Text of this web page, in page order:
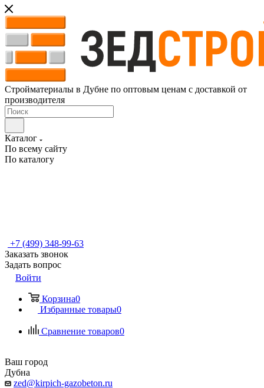
Стройматериалы в Дубне по оптовым ценам с доставкой от
производителя
Каталог
По всему сайту
По каталогу
+7 (499) 348-99-63
Заказать звонок
Задать вопрос
Войти
Корзина0
Избранные товары0
Сравнение товаров0
Ваш город
Дубна
zed@kirpich-gazobeton.ru